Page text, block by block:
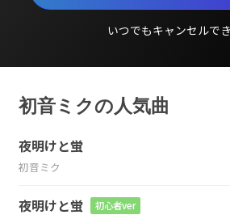
いつでもキャンセルで
初音ミクの人気曲
夜明けと蛍
初音ミク
夜明けと蛍 初心者ver